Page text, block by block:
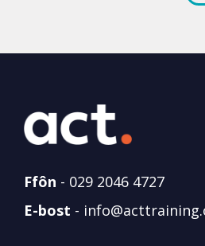
Ffôn - 029 2046 4727
E-bost -